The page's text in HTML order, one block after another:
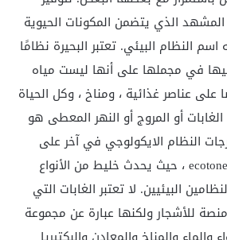
الذي يتضمن المكونات الحيوية
اسم النظام البيئي. تعتبر البحيرة نظامًا
في مجملها على أنها ليست مياه
عناصر غذائية ، ومناخ ، وكل الحياة
أو المروج أو النهر المعطى هو
النظام الايكولوجي في آخر على
ecotones ، حيث يحدث خليط من الأنواع
البيئيين. لا تعتبر الغابات التي
منصة للأشجار ولكنها عبارة عن مجموعة